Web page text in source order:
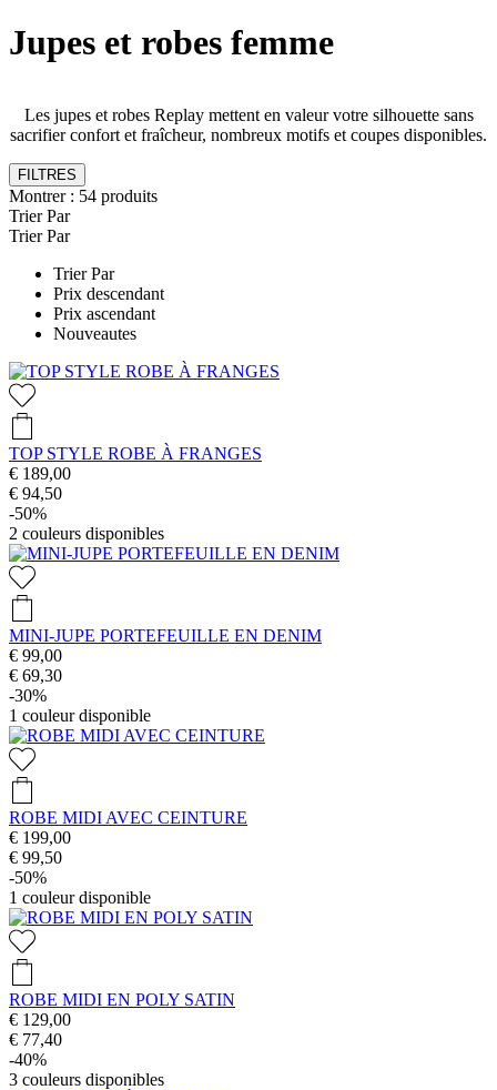
Jupes et robes femme
Les jupes et robes Replay mettent en valeur votre silhouette sans
sacrifier confort et fraîcheur, nombreux motifs et coupes disponibles.
FILTRES
Montrer : 54 produits
Trier Par
Trier Par
Trier Par
Prix descendant
Prix ascendant
Nouveautes
TOP STYLE ROBE À FRANGES
€ 189,00
€ 94,50
-50%
2 couleurs disponibles
MINI-JUPE PORTEFEUILLE EN DENIM
€ 99,00
€ 69,30
-30%
1 couleur disponible
ROBE MIDI AVEC CEINTURE
€ 199,00
€ 99,50
-50%
1 couleur disponible
ROBE MIDI EN POLY SATIN
€ 129,00
€ 77,40
-40%
3 couleurs disponibles